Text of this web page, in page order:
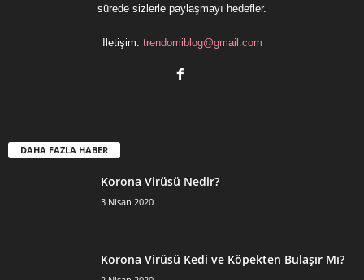
sürede sizlerle paylaşmayı hedefler.
İletişim: trendomiblog@gmail.com
DAHA FAZLA HABER
Korona Virüsü Nedir?
3 Nisan 2020
Korona Virüsü Kedi ve Köpekten Bulaşır Mı?